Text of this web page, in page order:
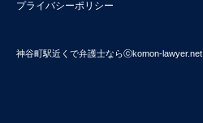
神谷町駅近くで弁護士ならⓒkomon-lawyer.net
プライバシーポリシー